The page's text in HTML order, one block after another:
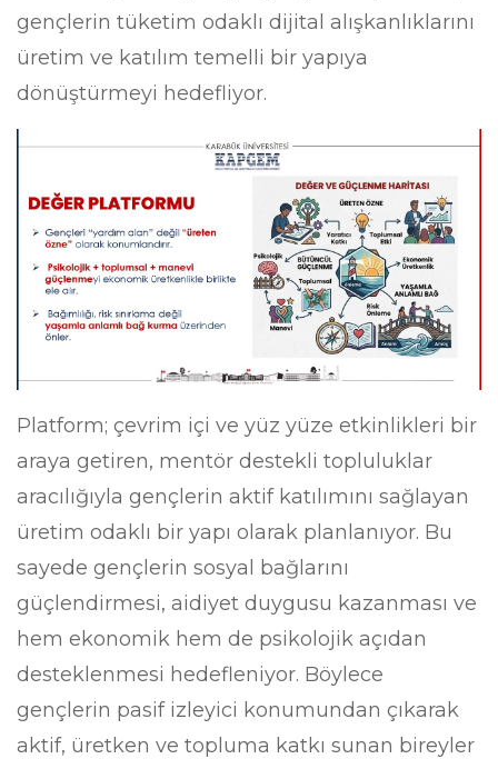
gençlerin tüketim odaklı dijital alışkanlıklarını
üretim ve katılım temelli bir yapıya
dönüştürmeyi hedefliyor.
Platform; çevrim içi ve yüz yüze etkinlikleri bir
araya getiren, mentör destekli topluluklar
aracılığıyla gençlerin aktif katılımını sağlayan
üretim odaklı bir yapı olarak planlanıyor. Bu
sayede gençlerin sosyal bağlarını
güçlendirmesi, aidiyet duygusu kazanması ve
hem ekonomik hem de psikolojik açıdan
desteklenmesi hedefleniyor. Böylece
gençlerin pasif izleyici konumundan çıkarak
aktif, üretken ve topluma katkı sunan bireyler